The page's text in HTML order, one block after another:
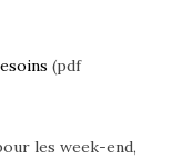
(pdf
les week-end,